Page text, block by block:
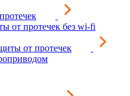
от протечек без wi-fi
от протечек